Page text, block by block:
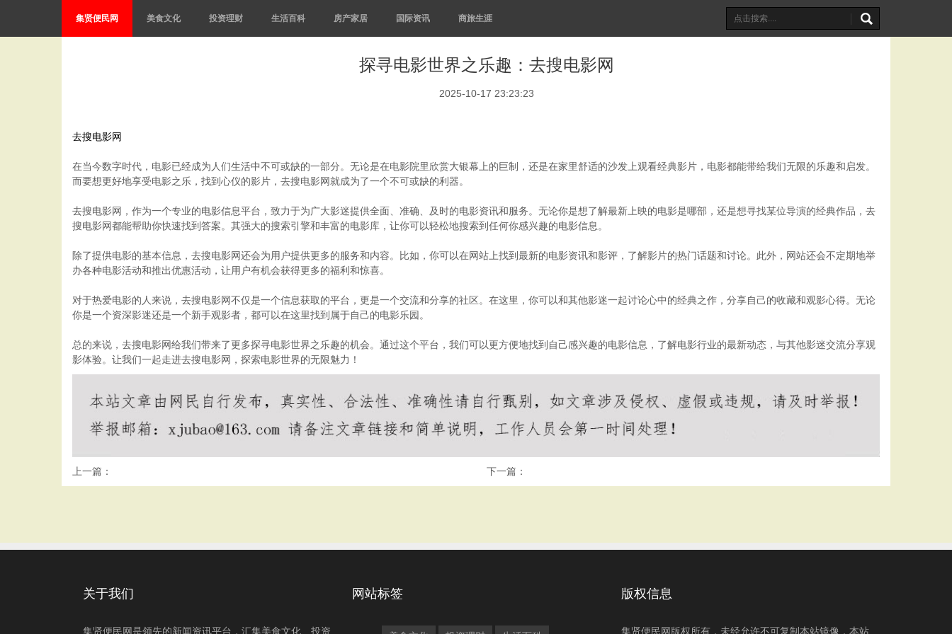
集贤便民网 美食文化 投资理财 生活百科 房产家居 国际资讯 商旅生涯
探寻电影世界之乐趣：去搜电影网
2025-10-17 23:23:23
去搜电影网
在当今数字时代，电影已经成为人们生活中不可或缺的一部分。无论是在电影院里欣赏大银幕上的巨制，还是在家里舒适的沙发上观看经典影片，电影都能带给我们无限的乐趣和启发。
而要想更好地享受电影之乐，找到心仪的影片，去搜电影网就成为了一个不可或缺的利器。
去搜电影网，作为一个专业的电影信息平台，致力于为广大影迷提供全面、准确、及时的电影资讯和服务。无论你是想了解最新上映的电影是哪部，还是想寻找某位导演的经典作品，去
搜电影网都能帮助你快速找到答案。其强大的搜索引擎和丰富的电影库，让你可以轻松地搜索到任何你感兴趣的电影信息。
除了提供电影的基本信息，去搜电影网还会为用户提供更多的服务和内容。比如，你可以在网站上找到最新的电影资讯和影评，了解影片的热门话题和讨论。此外，网站还会不定期地举
办各种电影活动和推出优惠活动，让用户有机会获得更多的福利和惊喜。
对于热爱电影的人来说，去搜电影网不仅是一个信息获取的平台，更是一个交流和分享的社区。在这里，你可以和其他影迷一起讨论心中的经典之作，分享自己的收藏和观影心得。无论
你是一个资深影迷还是一个新手观影者，都可以在这里找到属于自己的电影乐园。
总的来说，去搜电影网给我们带来了更多探寻电影世界之乐趣的机会。通过这个平台，我们可以更方便地找到自己感兴趣的电影信息，了解电影行业的最新动态，与其他影迷交流分享观
影体验。让我们一起走进去搜电影网，探索电影世界的无限魅力！
上一篇： 下一篇：
关于我们
集贤便民网是领先的新闻资讯平台，汇集美食文化、投资
网站标签 版权信息
集贤便民网版权所有，未经允许不可复制本站镜像，本站